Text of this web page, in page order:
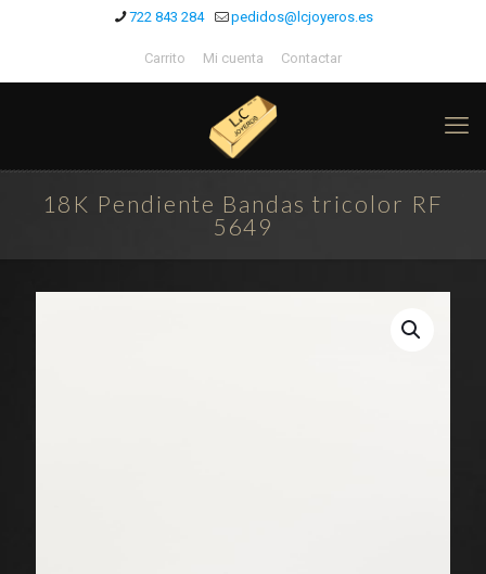
722 843 284 pedidos@lcjoyeros.es
Carrito Mi cuenta Contactar
18K Pendiente Bandas tricolor RF
5649